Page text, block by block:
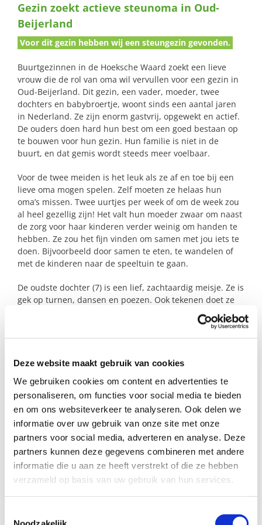
Deze website maakt gebruik van cookies
We gebruiken cookies om content en advertenties te
personaliseren, om functies voor social media te bieden
en om ons websiteverkeer te analyseren. Ook delen we
informatie over uw gebruik van onze site met onze
partners voor social media, adverteren en analyse. Deze
partners kunnen deze gegevens combineren met andere
informatie die u aan ze heeft verstrekt of die ze hebben
verzameld op basis van uw gebruik van hun services.
naar:
Gezin zoekt actieve steunoma in Oud-
Beijerland
Voor dit gezin hebben wij een steungezin gevonden.
Buurtgezinnen in de Hoeksche Waard zoekt een lieve
vrouw die de rol van oma wil vervullen voor een gezin in
Oud-Beijerland. Dit gezin, een vader, moeder, twee
dochters en babybroertje, woont sinds een aantal jaren
in Nederland. Ze zijn enorm gastvrij, opgewekt en actief.
De ouders doen hard hun best om een goed bestaan op
te bouwen voor hun gezin. Hun familie is niet in de
buurt, en dat gemis wordt steeds meer voelbaar.
Voor de twee meiden is het leuk als ze af en toe bij een
lieve oma mogen spelen. Zelf moeten ze helaas hun
oma’s missen. Twee uurtjes per week of om de week zou
al heel gezellig zijn! Het valt hun moeder zwaar om naast
de zorg voor haar kinderen verder weinig om handen te
hebben. Ze zou het fijn vinden om samen met jou iets te
doen. Bijvoorbeeld door samen te eten, te wandelen of
met de kinderen naar de speeltuin te gaan.
De oudste dochter (7) is een lief, zachtaardig meisje. Ze is
gek op turnen, dansen en poezen. Ook tekenen doet ze
Haar zusje (4) is een vrolijk meisje dat makkelijk contact
maakt. Ze houdt van buitenspelen met de bal of op haar
Profiel steungezin
We zoeken een lieve vrouw in Oud-Beijerland:
Die doordeweeks ongeveer 2 uur
beschikbaar is;